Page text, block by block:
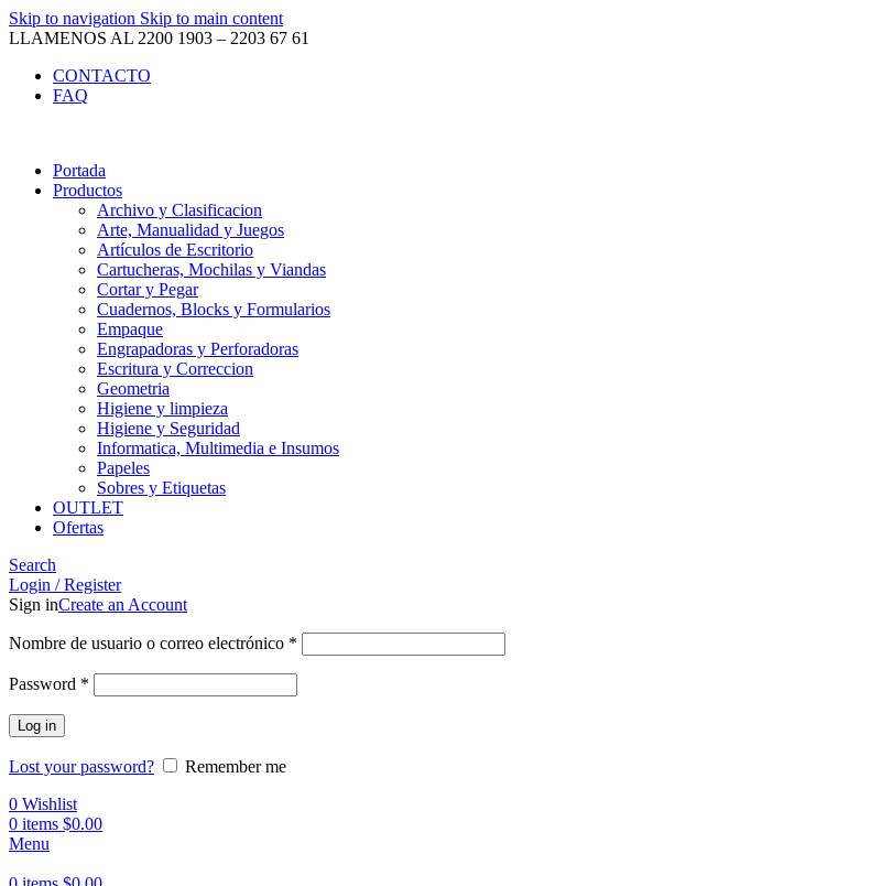
Skip to navigation Skip to main content
LLAMENOS AL 2200 1903 – 2203 67 61
CONTACTO
FAQ
Portada
Productos
Archivo y Clasificacion
Arte, Manualidad y Juegos
Artículos de Escritorio
Cartucheras, Mochilas y Viandas
Cortar y Pegar
Cuadernos, Blocks y Formularios
Empaque
Engrapadoras y Perforadoras
Escritura y Correccion
Geometria
Higiene y limpieza
Higiene y Seguridad
Informatica, Multimedia e Insumos
Papeles
Sobres y Etiquetas
OUTLET
Ofertas
Search
Login / Register
Sign inCreate an Account
Nombre de usuario o correo electrónico *
Password *
Log in
Lost your password?
Remember me
0 Wishlist
0 items $0.00
Menu